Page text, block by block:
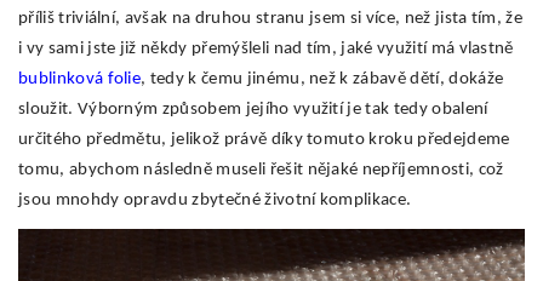
příliš triviální, avšak na druhou stranu jsem si více, než jista tím, že
i vy sami jste již někdy přemýšleli nad tím, jaké využití má vlastně
bublinková folie, tedy k čemu jinému, než k zábavě dětí, dokáže
sloužit. Výborným způsobem jejího využití je tak tedy obalení
určitého předmětu, jelikož právě díky tomuto kroku předejdeme
tomu, abychom následně museli řešit nějaké nepříjemnosti, což
jsou mnohdy opravdu zbytečné životní komplikace.